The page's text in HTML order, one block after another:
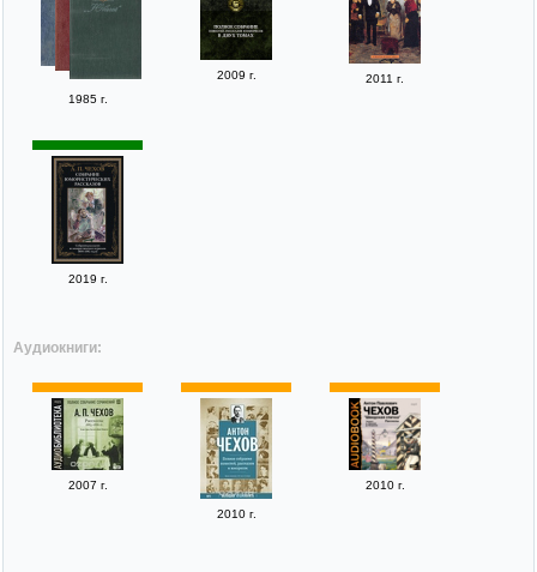
1985 г.
2009 г. 2011 г.
2019 г.
Аудиокниги:
2007 г.
2010 г.
2010 г.